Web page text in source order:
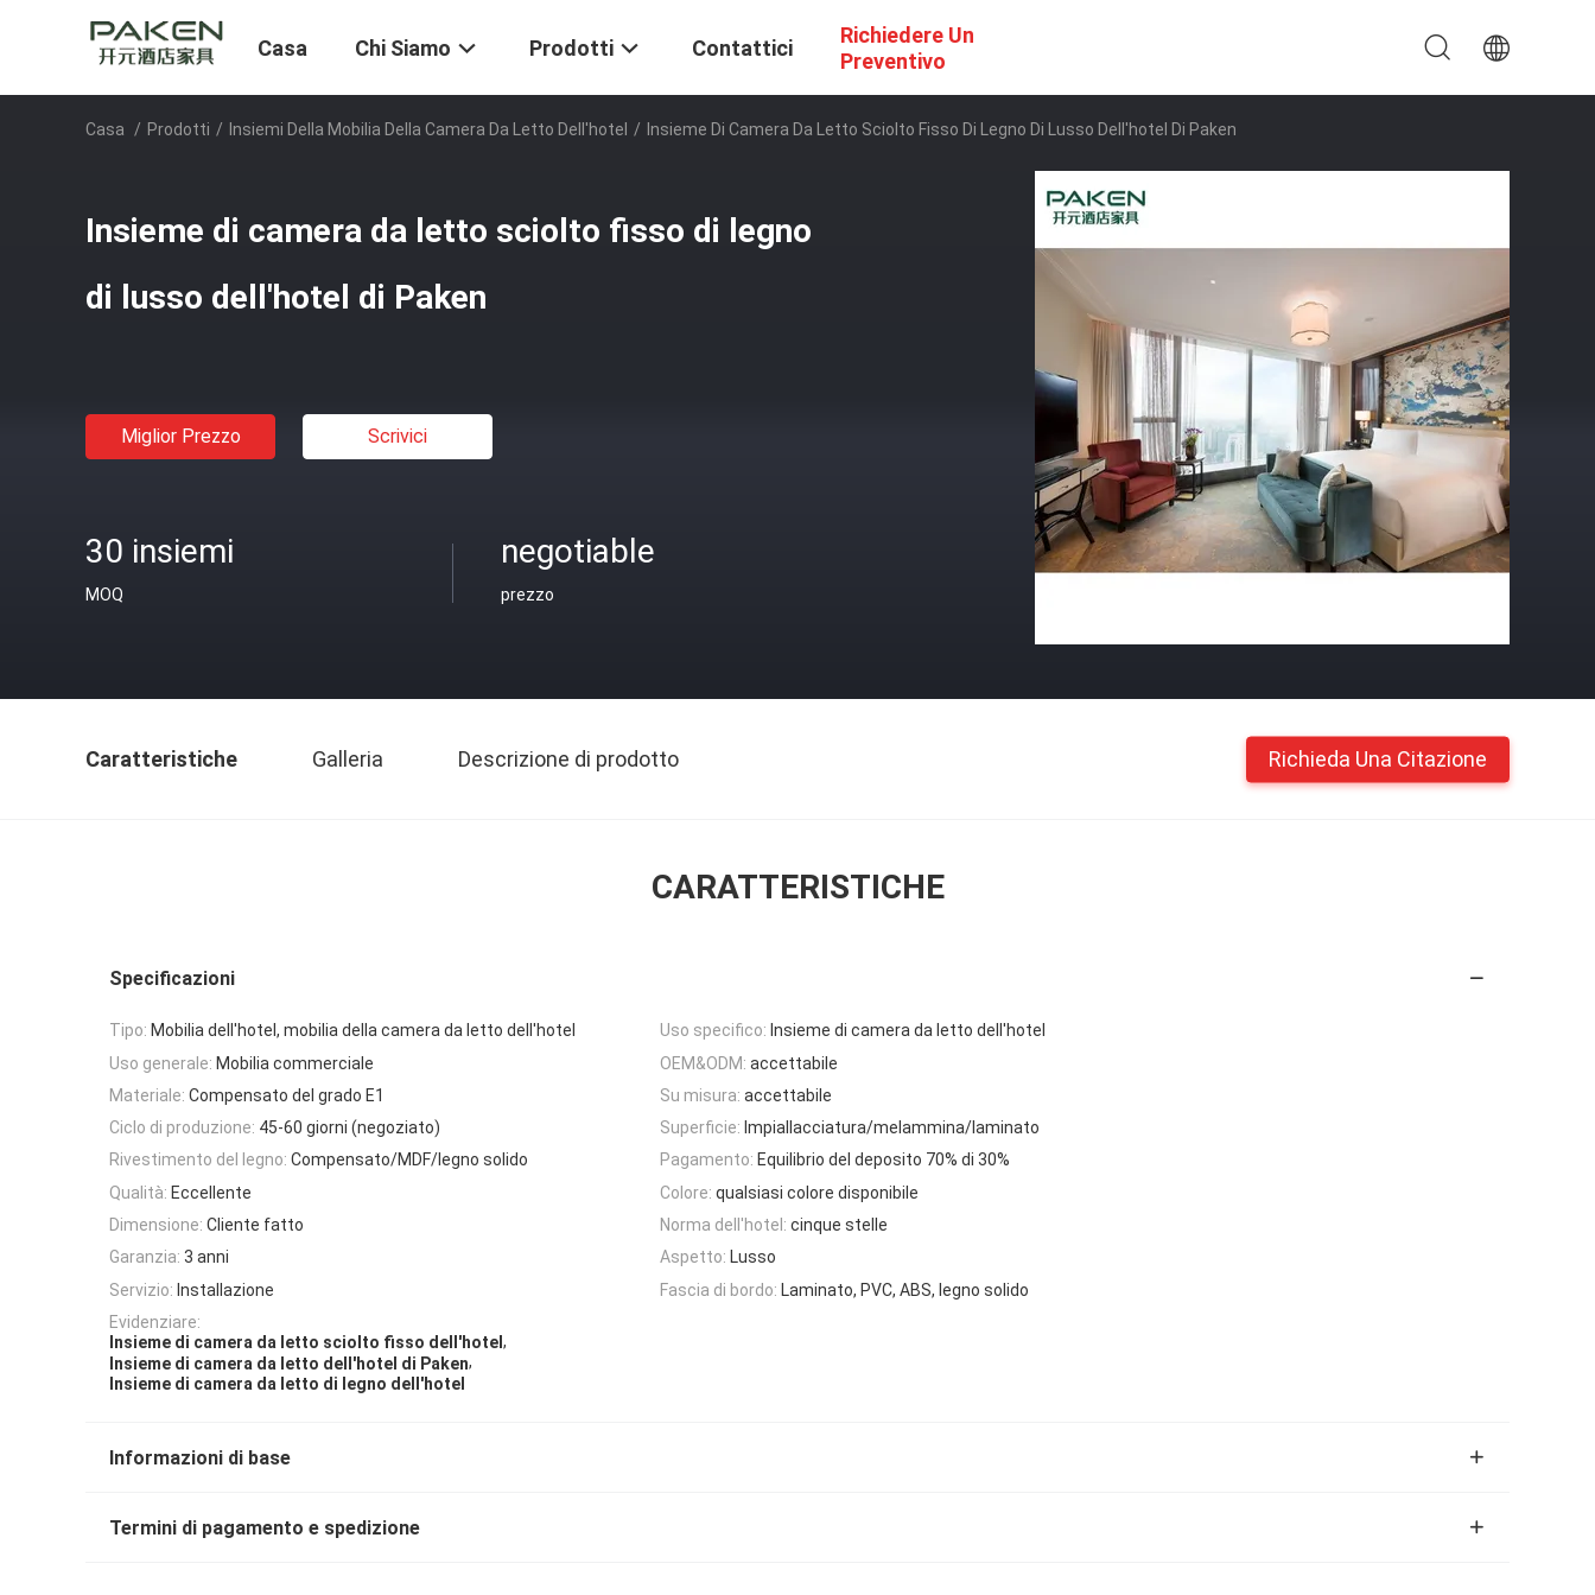
Casa Chi Siamo Prodotti Contattici
Richiedere Un
Preventivo
Casa / Prodotti / Insiemi Della Mobilia Della Camera Da Letto Dell'hotel / Insieme Di Camera Da Letto Sciolto Fisso Di Legno Di Lusso Dell'hotel Di Paken
Insieme di camera da letto sciolto fisso di legno
di lusso dell'hotel di Paken
Miglior Prezzo Scrivici
30 insiemi
MOQ
negotiable
prezzo
Caratteristiche Galleria Descrizione di prodotto Richieda Una Citazione
CARATTERISTICHE
Specificazioni
Tipo: Mobilia dell'hotel, mobilia della camera da letto dell'hotel Uso specifico: Insieme di camera da letto dell'hotel
Uso generale: Mobilia commerciale OEM&ODM: accettabile
Materiale: Compensato del grado E1 Su misura: accettabile
Ciclo di produzione: 45-60 giorni (negoziato) Superficie: Impiallacciatura/melammina/laminato
Rivestimento del legno: Compensato/MDF/legno solido Pagamento: Equilibrio del deposito 70% di 30%
Qualità: Eccellente Colore: qualsiasi colore disponibile
Dimensione: Cliente fatto Norma dell'hotel: cinque stelle
Garanzia: 3 anni Aspetto: Lusso
Servizio: Installazione Fascia di bordo: Laminato, PVC, ABS, legno solido
Evidenziare:
Insieme di camera da letto sciolto fisso dell'hotel ,
Insieme di camera da letto dell'hotel di Paken,
Insieme di camera da letto di legno dell'hotel
Informazioni di base
Termini di pagamento e spedizione